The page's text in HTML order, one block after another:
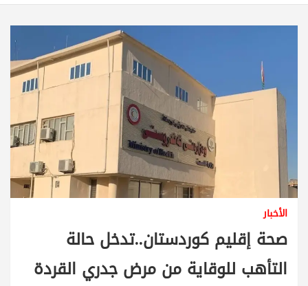
الأخبار
صحة إقليم كوردستان..تدخل حالة
التأهب للوقاية من مرض جدري القردة